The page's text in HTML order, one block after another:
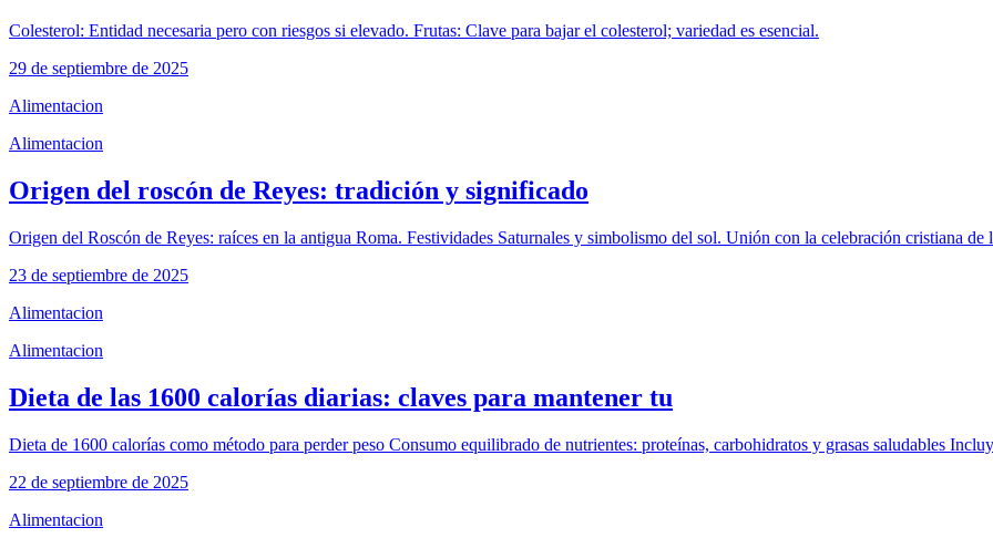
Colesterol: Entidad necesaria pero con riesgos si elevado. Frutas: Clave para bajar el colesterol; variedad es esencial.
29 de septiembre de 2025
Alimentacion
Alimentacion
Origen del roscón de Reyes: tradición y significado
Origen del Roscón de Reyes: raíces en la antigua Roma. Festividades Saturnales y simbolismo del sol. Unión con la celebración cristiana de
23 de septiembre de 2025
Alimentacion
Alimentacion
Dieta de las 1600 calorías diarias: claves para mantener tu
Dieta de 1600 calorías como método para perder peso Consumo equilibrado de nutrientes: proteínas, carbohidratos y grasas saludables
22 de septiembre de 2025
Alimentacion